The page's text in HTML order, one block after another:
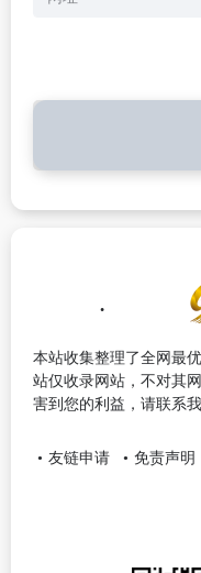
本站收集整理了全网最
站仅收录网站，不对其
害到您的利益，请联系
友链申请 免责声明